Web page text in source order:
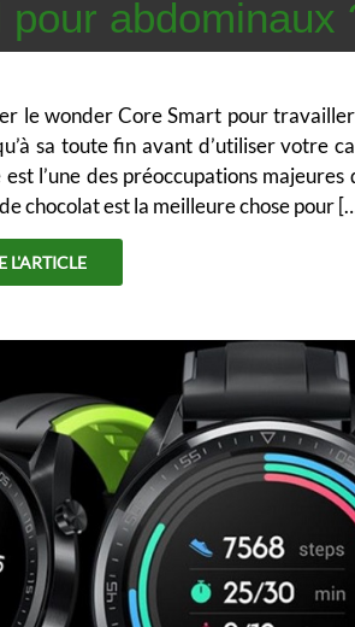
pour abdominaux
le wonder Core Smart pour
sa toute fin avant d’utiliser votre
l’une des préoccupations majeures
chocolat est la meilleure chose pour
L'ARTICLE